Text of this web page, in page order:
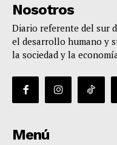
Nosotros
Diario referente del sur
el desarrollo humano y
la sociedad y la
Menú